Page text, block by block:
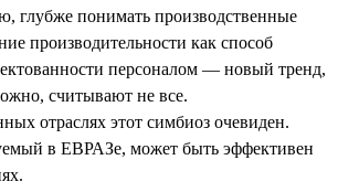
глубже понимать производственные
производительности как способ
персоналом — новый тренд,
считывают не все.
отраслях этот симбиоз очевиден.
в ЕВРАЗе, может быть эффективен